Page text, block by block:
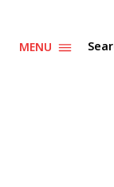
MENU